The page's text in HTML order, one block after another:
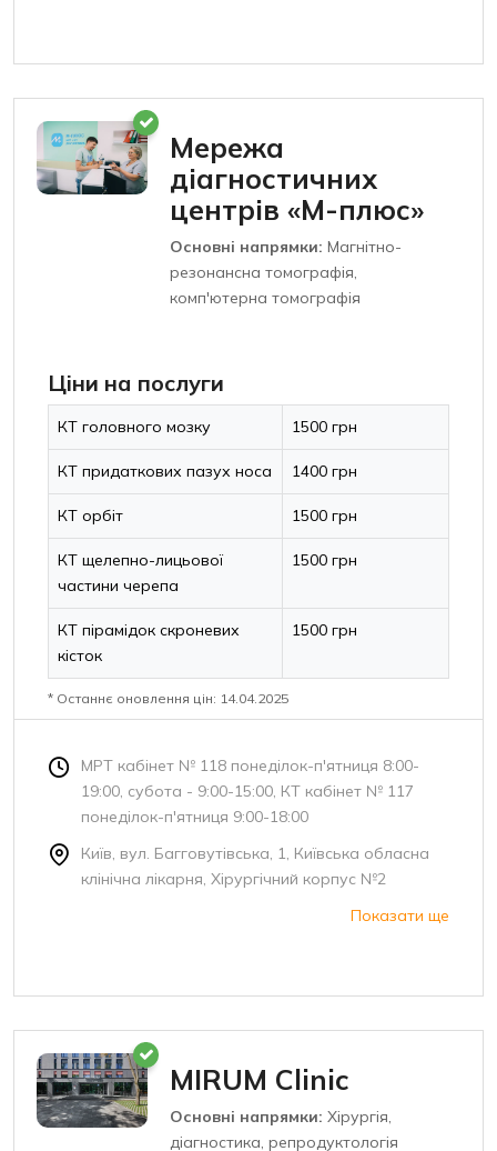
Мережа
діагностичних
центрів «М-плюс»
Основні напрямки: Магнітно-
резонансна томографія,
комп'ютерна томографія
Ціни на послуги
КТ головного мозку 1500 грн
КТ придаткових пазух носа 1400 грн
КТ орбіт 1500 грн
КТ щелепно-лицьової
частини черепа
1500 грн
КТ пірамідок скроневих
кісток
1500 грн
* Останнє оновлення цін: 14.04.2025
МРТ кабінет № 118 понеділок-п'ятниця 8:00-
19:00, субота - 9:00-15:00, КТ кабінет № 117
понеділок-п'ятниця 9:00-18:00
Київ, вул. Багговутівська, 1, Київська обласна
клінічна лікарня, Хірургічний корпус №2
Показати ще
MIRUM Clinic
Основні напрямки: Хірургія,
діагностика, репродуктологія